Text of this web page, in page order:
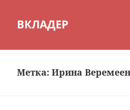
ВКЛАДЕР
Метка:Ирина